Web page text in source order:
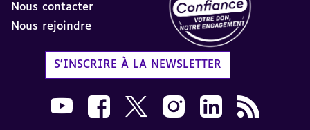
Nous contacter
Nous rejoindre
S'INSCRIRE À LA NEWSLETTER
Nous suivre sur Youtube AVH dans une
Nous suivre sur Facebook AVH dans
Nous suivre sur X AVH dans une
Nous suivre sur Instagram
Nous suivre sur
Flux RSS